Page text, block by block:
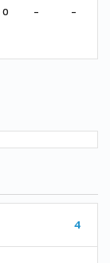
0 - -
4